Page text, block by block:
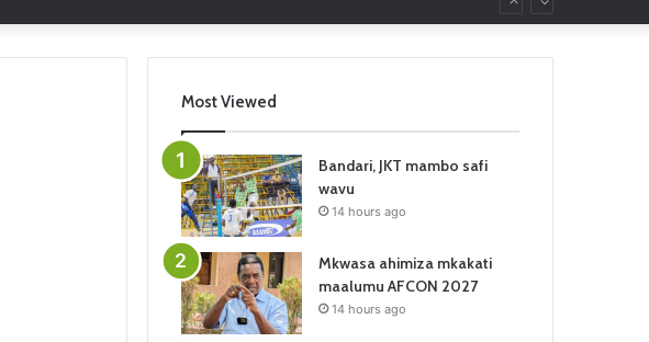
Most Viewed
Bandari, JKT mambo safi
wavu
14 hours ago
Mkwasa ahimiza mkakati
maalumu AFCON 2027
14 hours ago